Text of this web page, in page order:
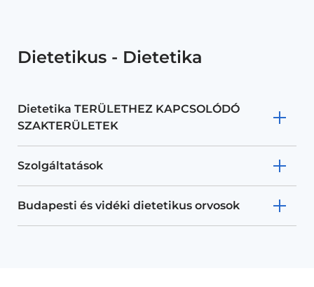
Dietetikus - Dietetika
Dietetika TERÜLETHEZ KAPCSOLÓDÓ
SZAKTERÜLETEK
Szolgáltatások
Budapesti és vidéki dietetikus orvosok